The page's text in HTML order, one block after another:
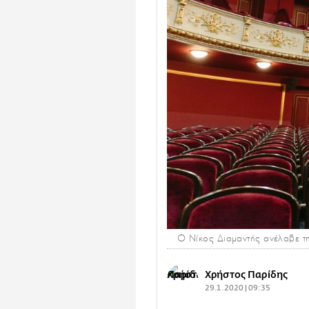
Ο Νίκος Διαμαντής ανέλαβε
Χρήστος Παρίδης
29.1.2020 | 09:35